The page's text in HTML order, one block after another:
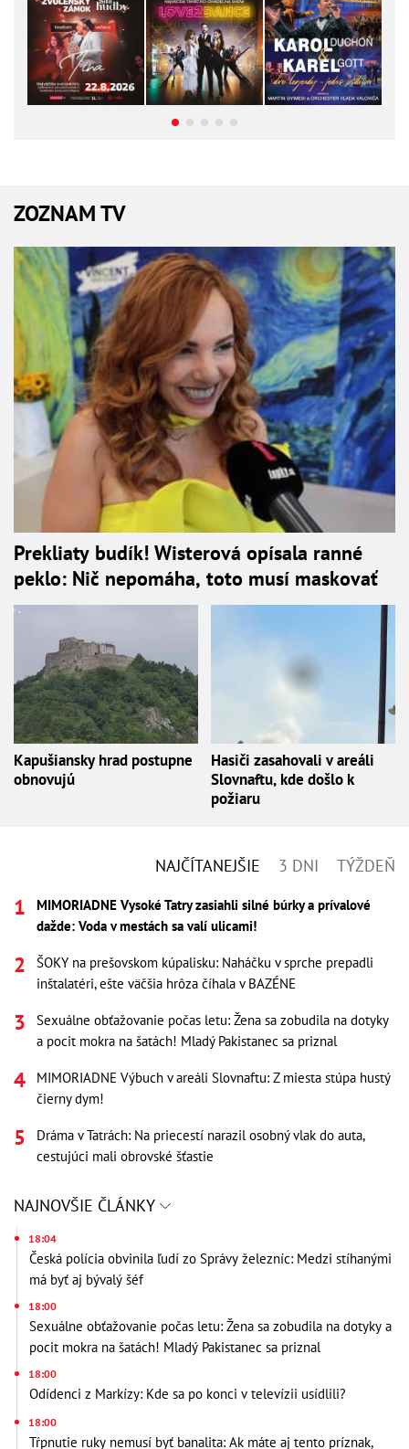
ZOZNAM TV
Prekliaty budík! Wisterová opísala ranné
peklo: Nič nepomáha, toto musí maskovať
Kapušiansky hrad postupne
obnovujú
Hasiči zasahovali v areáli
Slovnaftu, kde došlo k
požiaru
NAJČÍTANEJŠIE 3 DNI TÝŽDEŇ
MIMORIADNE Vysoké Tatry zasiahli silné búrky a prívalové
dažde: Voda v mestách sa valí ulicami!
ŠOKY na prešovskom kúpalisku: Naháčku v sprche prepadli
inštalatéri, ešte väčšia hrôza číhala v BAZÉNE
Sexuálne obťažovanie počas letu: Žena sa zobudila na dotyky
a pocit mokra na šatách! Mladý Pakistanec sa priznal
MIMORIADNE Výbuch v areáli Slovnaftu: Z miesta stúpa hustý
čierny dym!
Dráma v Tatrách: Na priecestí narazil osobný vlak do auta,
cestujúci mali obrovské šťastie
NAJNOVŠIE ČLÁNKY
18:04
Česká polícia obvinila ľudí zo Správy železníc: Medzi stíhanými
má byť aj bývalý šéf
18:00
Sexuálne obťažovanie počas letu: Žena sa zobudila na dotyky a
pocit mokra na šatách! Mladý Pakistanec sa priznal
18:00
Odídenci z Markízy: Kde sa po konci v televízii usídlili?
18:00
Tŕpnutie ruky nemusí byť banalita: Ak máte aj tento príznak,